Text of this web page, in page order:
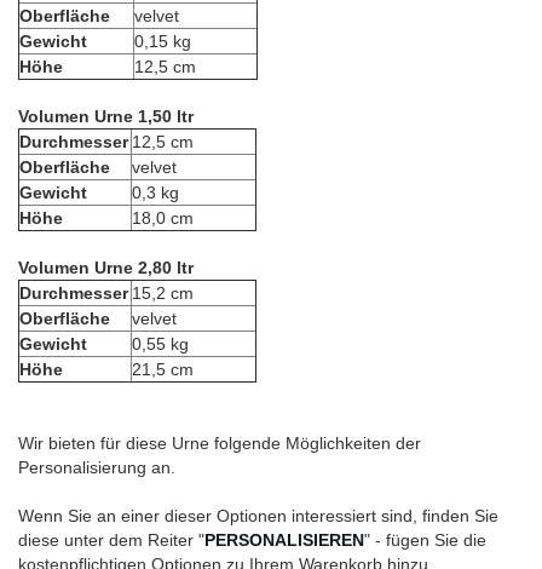
Oberfläche
velvet
Gewicht
0,15 kg
Höhe
12,5 cm
Volumen Urne 1,50 ltr
Durchmesser 12,5 cm
Oberfläche
velvet
Gewicht
0,3 kg
Höhe
18,0 cm
Volumen Urne 2,80 ltr
Durchmesser 15,2 cm
Oberfläche
velvet
Gewicht
0,55 kg
Höhe
21,5 cm
Wir bieten für diese Urne folgende Möglichkeiten der
Personalisierung an.
Wenn Sie an einer dieser Optionen interessiert sind, finden Sie
diese unter dem Reiter "PERSONALISIEREN" - fügen Sie die
kostenpflichtigen Optionen zu Ihrem Warenkorb hinzu.